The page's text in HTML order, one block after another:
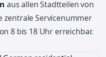
aus allen Stadtteilen von
zentrale Servicenummer
8 bis 18 Uhr erreichbar.